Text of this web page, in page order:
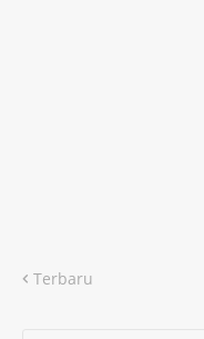
Terbaru